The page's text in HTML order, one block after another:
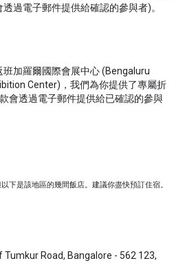
過電子郵件提供給確認的參與者)。
加羅爾國際會展中心 (Bengaluru
Center)，我們為你提供了專屬折
會透過電子郵件提供給已確認的參與
下是該地區的幾間飯店。建議你盡快預訂住宿。
Road, Bangalore - 562 123,